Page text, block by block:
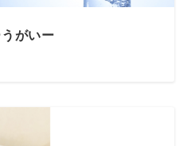
がいー